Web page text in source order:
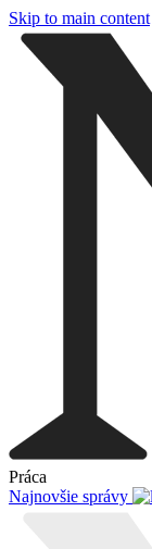
Skip to main content
Práca
Najnovšie správy